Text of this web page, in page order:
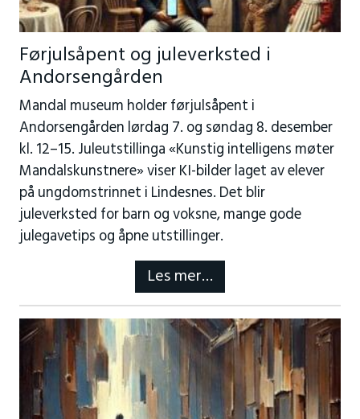
Førjulsåpent og juleverksted i
Andorsengården
Mandal museum holder førjulsåpent i
Andorsengården lørdag 7. og søndag 8. desember
kl. 12–15. Juleutstillinga «Kunstig intelligens møter
Mandalskunstnere» viser KI-bilder laget av elever
på ungdomstrinnet i Lindesnes. Det blir
juleverksted for barn og voksne, mange gode
julegavetips og åpne utstillinger.
Les mer…